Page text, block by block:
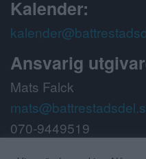
Kalender:
Ansvarig
Mats Falck
070-9449519